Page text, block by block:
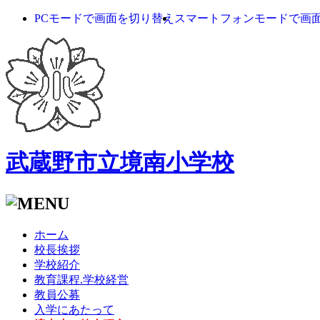
PCモードで画面を切り替え スマートフォンモードで画
武蔵野市立境南小学校
ホーム
校長挨拶
学校紹介
教育課程.学校経営
教員公募
入学にあたって